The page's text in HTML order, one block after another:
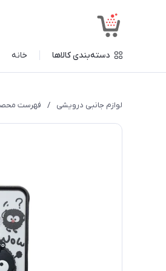
دسته‌بندی کالاها خانه
لوازم جانبی درویشی / فهرست